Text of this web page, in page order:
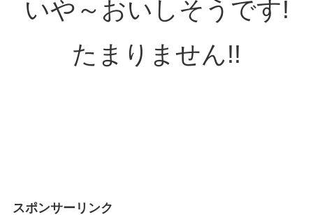
いや～おいしそうです!
たまりません!!
スポンサーリンク